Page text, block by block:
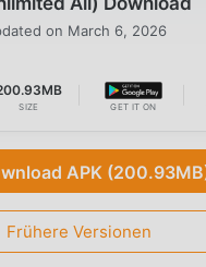
on March 6, 2026
SIZE GET IT ON
APK
Frühere Versionen